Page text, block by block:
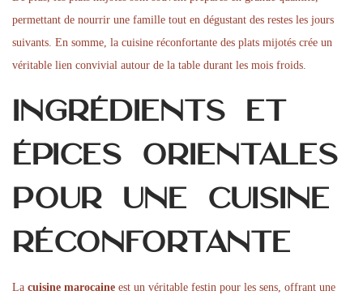
permettant de nourrir une famille tout en dégustant des restes les jours
suivants. En somme, la cuisine réconfortante des plats mijotés crée un
véritable lien convivial autour de la table durant les mois froids.
Ingrédients et
épices orientales
pour une cuisine
réconfortante
La cuisine marocaine est un véritable festin pour les sens, offrant une